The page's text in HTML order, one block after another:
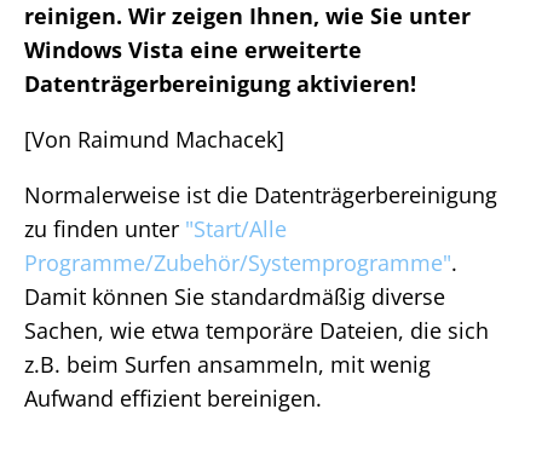
reinigen. Wir zeigen Ihnen, wie Sie unter
Windows Vista eine erweiterte
Datenträgerbereinigung aktivieren!
[Von Raimund Machacek]
Normalerweise ist die Datenträgerbereinigung
zu finden unter "Start/Alle
Programme/Zubehör/Systemprogramme".
Damit können Sie standardmäßig diverse
Sachen, wie etwa temporäre Dateien, die sich
z.B. beim Surfen ansammeln, mit wenig
Aufwand effizient bereinigen.